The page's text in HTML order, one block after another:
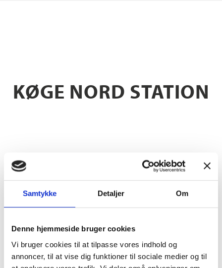
Samtykke Detaljer Om
Denne hjemmeside bruger cookies
Vi bruger cookies til at tilpasse vores indhold og
annoncer, til at vise dig funktioner til sociale medier og til
KØGE NORD STATION